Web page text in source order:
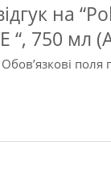
на
“, 750 мл
Обов’язкові поля